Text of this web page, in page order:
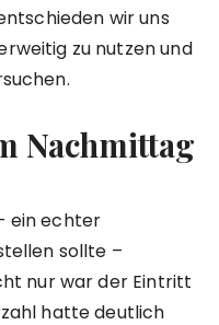
wir uns
zu nutzen und
Nachmittag
ein echter
sollte –
nur war der Eintritt
hatte deutlich